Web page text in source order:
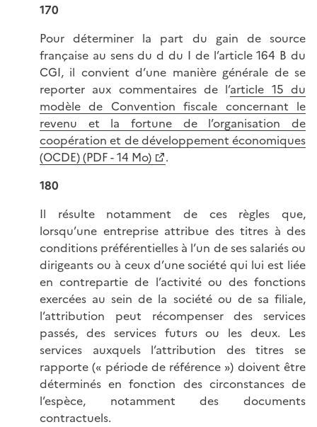
170
Pour déterminer la part du gain de source
française au sens du d du I de l’article 164 B du
CGI, il convient d’une manière générale de se
reporter aux commentaires de l’article 15 du
modèle de Convention fiscale concernant le
revenu et la fortune de l’organisation de
coopération et de développement économiques
(OCDE) (PDF - 14 Mo)
.
180
Il résulte notamment de ces règles que,
lorsqu’une entreprise attribue des titres à des
conditions préférentielles à l’un de ses salariés ou
dirigeants ou à ceux d’une société qui lui est liée
en contrepartie de l’activité ou des fonctions
exercées au sein de la société ou de sa filiale,
l’attribution peut récompenser des services
passés, des services futurs ou les deux. Les
services auxquels l’attribution des titres se
rapporte (« période de référence ») doivent être
déterminés en fonction des circonstances de
l’espèce, notamment des documents
contractuels.